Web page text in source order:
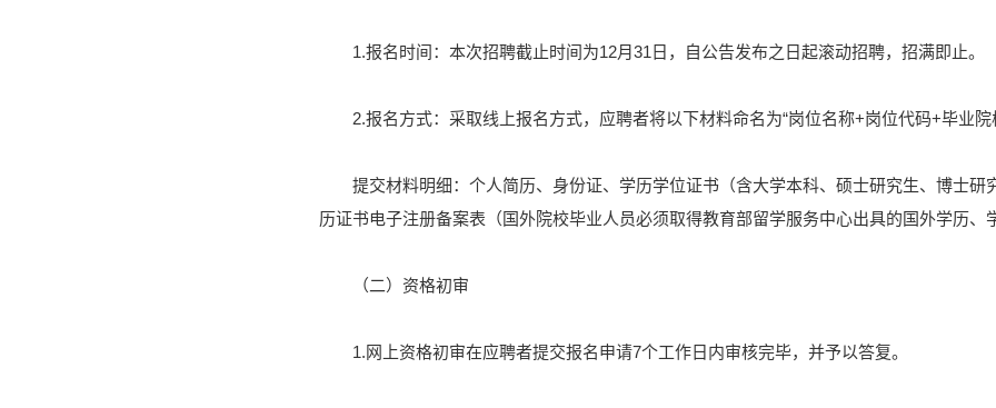
1.报名时间：本次招聘截止时间为12月31日，自公告发布之日起滚动招聘，招满即止。
2.报名方式：采取线上报名方式，应聘者将以下材料命名为“岗位名称+岗位代码+毕业
提交材料明细：个人简历、身份证、学历学位证书（含大学本科、硕士研究生、博士
历证书电子注册备案表（国外院校毕业人员必须取得教育部留学服务中心出具的国外学历
（二）资格初审
1.网上资格初审在应聘者提交报名申请7个工作日内审核完毕，并予以答复。